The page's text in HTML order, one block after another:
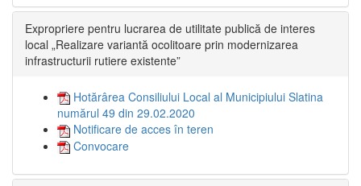
Expropriere pentru lucrarea de utilitate publică de interes
local „Realizare variantă ocolitoare prin modernizarea
infrastructurii rutiere existente”
Hotărârea Consiliului Local al Municipiului Slatina
numărul 49 din 29.02.2020
Notificare de acces în teren
Convocare